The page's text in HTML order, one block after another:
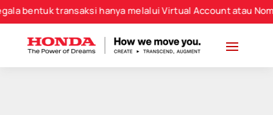
transaksi hanya melalui Virtual Account atau Nomor